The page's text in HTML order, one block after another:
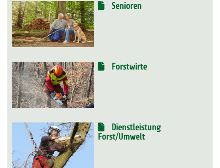
Senioren
Forstwirte
Dienstleistung
Forst/Umwelt